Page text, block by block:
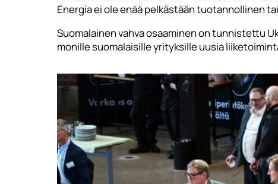
Energia ei ole enää pelkästään tuotannollinen
Suomalainen vahva osaaminen on tunnistettu
monille suomalaisille yrityksille uusia